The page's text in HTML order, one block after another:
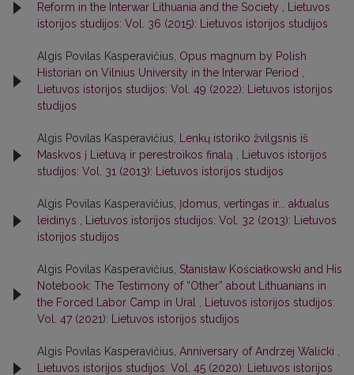
Reform in the Interwar Lithuania and the Society
Lietuvos
istorijos studijos: Vol. 36 (2015): Lietuvos istorijos studijos
Algis Povilas Kasperavičius, Opus magnum by Polish
Historian on Vilnius University in the Interwar Period
Lietuvos istorijos studijos: Vol. 49 (2022): Lietuvos istorijos
studijos
Algis Povilas Kasperavičius,
Lenkų istoriko žvilgsnis iš
Maskvos į Lietuvą ir perestroikos finalą
Lietuvos istorijos
studijos: Vol. 31 (2013): Lietuvos istorijos studijos
Algis Povilas Kasperavičius, Įdomus, vertingas ir... aktualus
leidinys
Lietuvos istorijos studijos: Vol. 32 (2013): Lietuvos
istorijos studijos
Algis Povilas Kasperavičius, Stanisław Kościałkowski and His
Notebook: The Testimony of “Other” about Lithuanians in
the Forced Labor Camp in Ural
Lietuvos istorijos studijos:
Vol. 47 (2021): Lietuvos istorijos studijos
Algis Povilas Kasperavičius, Anniversary of Andrzej Walicki
Lietuvos istorijos studijos: Vol. 45 (2020): Lietuvos istorijos